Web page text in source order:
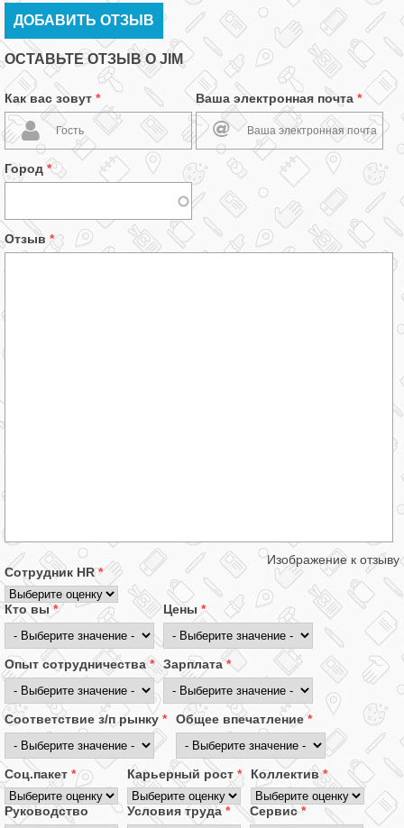
ДОБАВИТЬ ОТЗЫВ
ОСТАВЬТЕ ОТЗЫВ О JIM
Как вас зовут * Ваша электронная почта *
Город *
Отзыв *
Изображение к отзыву
Сотрудник HR*
Кто вы* Цены *
Опыт сотрудничества* Зарплата*
Соответствие з/п рынку * Общее впечатление*
Соц.пакет * Карьерный рост * Коллектив*
Руководство Условия труда * Сервис*